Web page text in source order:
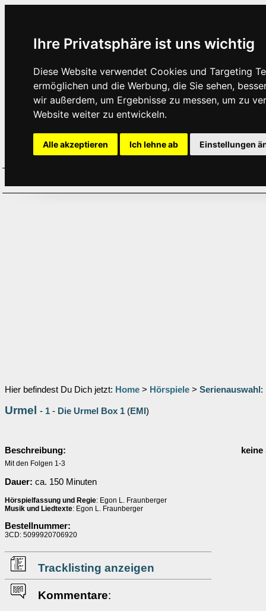
Ihre Privatsphäre ist uns wichtig
Diese Website verwendet Cookies und Targeting
ermöglichen und die Werbung, die Sie sehen,
wir außerdem, um Ergebnisse zu messen, um zu
Website weiter zu entwickeln.
Alle akzeptieren Ich lehne ab Einstellungen
Hier befindest Du Dich jetzt: Home > Hörspiele > Serienauswahl :
Urmel - 1 - Die Urmel Box 1 (EMI )
Beschreibung:
Mit den Folgen 1-3
Dauer: ca. 150 Minuten
Hörspielfassung und Regie: Egon L. Fraunberger
Musik und Liedtexte: Egon L. Fraunberger
Bestellnummer:
3CD: 5099920706920
Tracklisting anzeigen
Kommentare: